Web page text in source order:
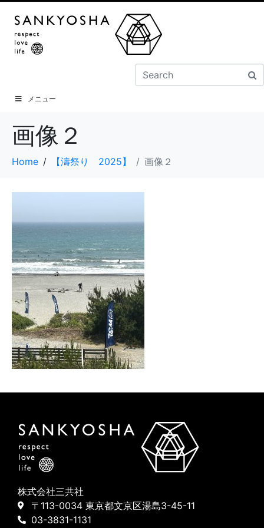
メニュー
画像２
Home 【濤祭り 2025】 画像２
株式会社三共社
〒113-0034 東京都文京区湯島3-45-11
03-3831-1131